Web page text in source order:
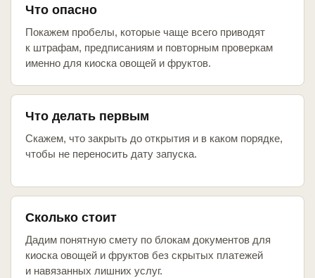
Что опасно
Покажем пробелы, которые чаще всего приводят
к штрафам, предписаниям и повторным проверкам
именно для киоска овощей и фруктов.
Что делать первым
Скажем, что закрыть до открытия и в каком порядке,
чтобы не переносить дату запуска.
Сколько стоит
Дадим понятную смету по блокам документов для
киоска овощей и фруктов без скрытых платежей
и навязанных лишних услуг.